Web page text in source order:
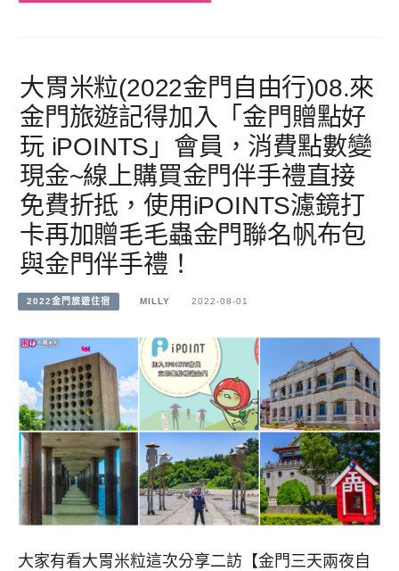
大胃米粒(2022金門自由行)08.來
金門旅遊記得加入「金門贈點好
玩 iPOINTS」會員，消費點數變
現金~線上購買金門伴手禮直接
免費折抵，使用iPOINTS濾鏡打
卡再加贈毛毛蟲金門聯名帆布包
與金門伴手禮！
2022金門旅遊住宿 MILLY 2022-08-01
大家有看大胃米粒這次分享二訪【金門三天兩夜自